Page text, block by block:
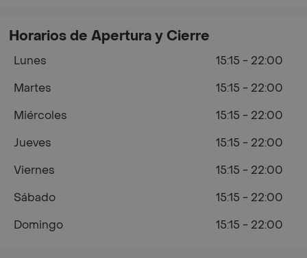
Horarios de Apertura y Cierre
Lunes
15:15 - 22:00
Martes
15:15 - 22:00
Miércoles
15:15 - 22:00
Jueves
15:15 - 22:00
Viernes
15:15 - 22:00
Sábado
15:15 - 22:00
Domingo
15:15 - 22:00